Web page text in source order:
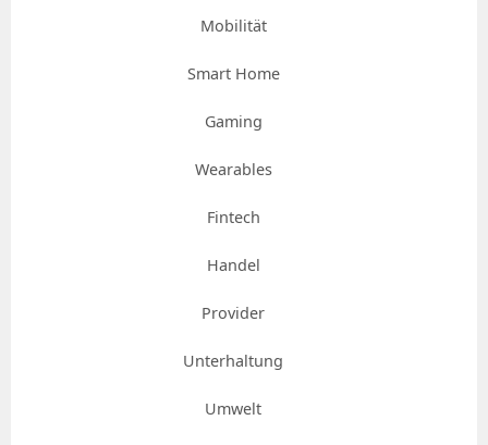
Mobilität
Smart Home
Gaming
Wearables
Fintech
Handel
Provider
Unterhaltung
Umwelt